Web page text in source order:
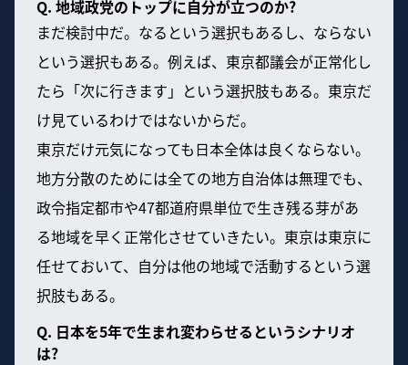
Q. 地域政党のトップに自分が立つのか?
まだ検討中だ。なるという選択もあるし、ならない
という選択もある。例えば、東京都議会が正常化し
たら「次に行きます」という選択肢もある。東京だ
け見ているわけではないからだ。
東京だけ元気になっても日本全体は良くならない。
地方分散のためには全ての地方自治体は無理でも、
政令指定都市や47都道府県単位で生き残る芽があ
る地域を早く正常化させていきたい。東京は東京に
任せておいて、自分は他の地域で活動するという選
択肢もある。
Q. 日本を5年で生まれ変わらせるというシナリオ
は?